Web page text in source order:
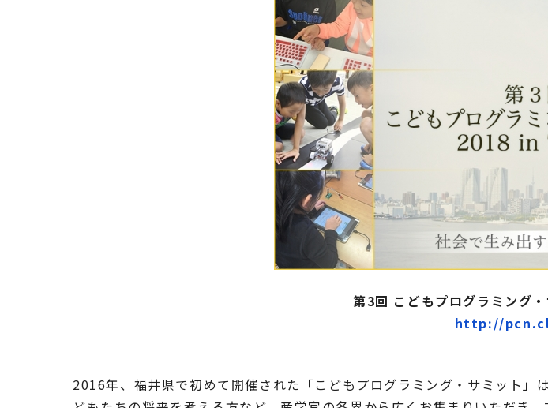
第3回 こどもプログラミング
http://
2016年、福井県で初めて開催された「こどもプログラミング・サミット